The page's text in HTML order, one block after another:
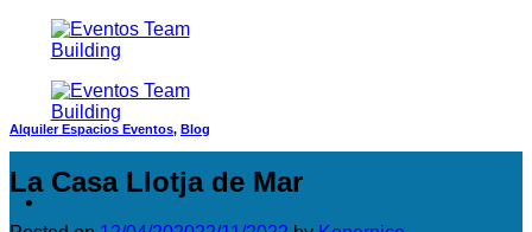
Saltar
contenido
Alquiler Espacios Eventos, Blog
La Casa Llotja de Mar